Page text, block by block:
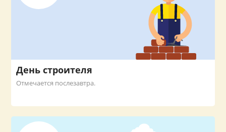
День строителя
Отмечается послезавтра.